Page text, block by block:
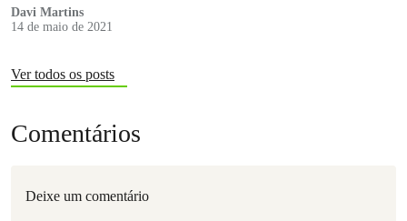
Davi Martins
14 de maio de 2021
Ver todos os posts
Comentários
Deixe um comentário